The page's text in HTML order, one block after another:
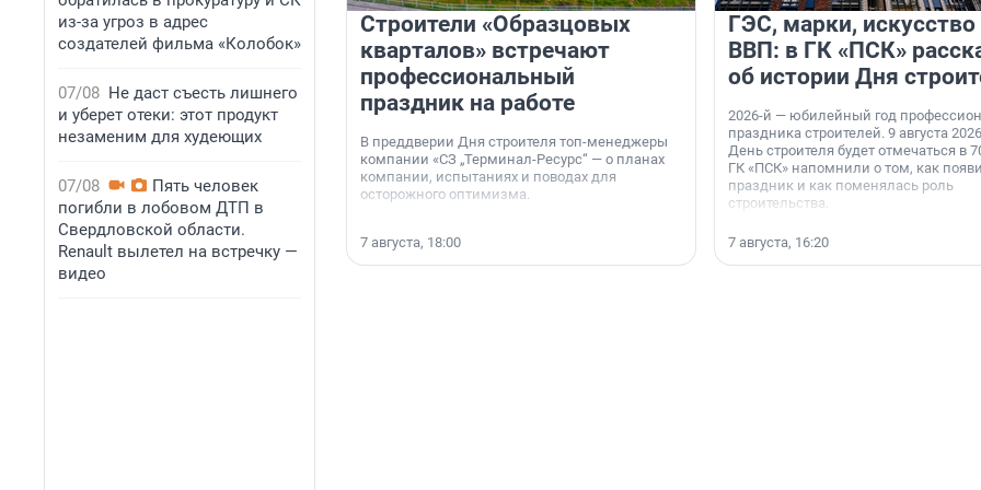
из-за угроз в адрес
создателей фильма «Колобок»
07/08 Не даст съесть лишнего
и уберет отеки: этот продукт
незаменим для худеющих
07/08
Пять человек
погибли в лобовом ДТП в
Свердловской области.
Renault вылетел на встречку —
видео
Строители «Образцовых
кварталов» встречают
профессиональный
праздник на работе
В преддверии Дня строителя топ-менеджеры
компании «СЗ „Терминал-Ресурс“ — о планах
компании, испытаниях и поводах для
осторожного оптимизма.
7 августа, 18:00
ГЭС, марки, искусство
ВВП: в ГК «ПСК»
об истории Дня
2026-й — юбилейный год
праздника строителей. 9 августа
День строителя будет отмечаться в
ГК «ПСК» напомнили о том, как
праздник и как поменялась роль
строительства.
7 августа, 16:20